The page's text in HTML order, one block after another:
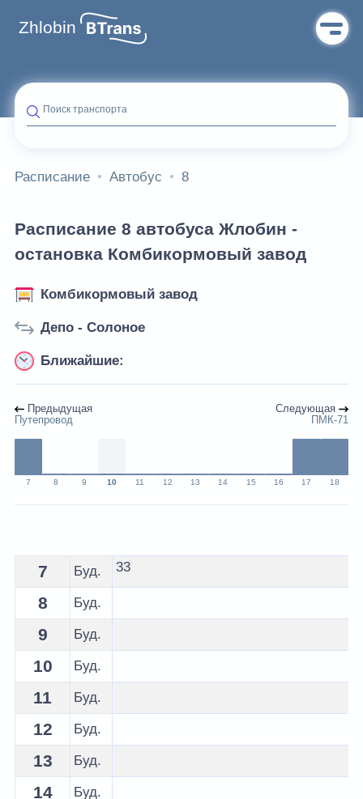
Zhlobin
Поиск транспорта
Расписание Автобус 8
Расписание 8 автобуса Жлобин -
остановка Комбикормовый завод
Комбикормовый завод
Депо - Солоное
Ближайшие:
Предыдущая
Путепровод
Следующая
ПМК-71
7 8 9 10 11 12 13 14 15 16 17 18
Расписание 8 автобуса Жлобин - остановка
7 Буд. 33
8 Буд.
9 Буд.
10 Буд.
11 Буд.
12 Буд.
13 Буд.
14 Буд.